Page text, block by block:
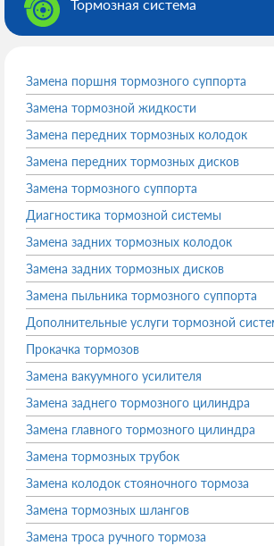
Тормозная система
Замена поршня тормозного суппорта
Замена тормозной жидкости
Замена передних тормозных колодок
Замена передних тормозных дисков
Замена тормозного суппорта
Диагностика тормозной системы
Замена задних тормозных колодок
Замена задних тормозных дисков
Замена пыльника тормозного суппорта
Дополнительные услуги тормозной
Прокачка тормозов
Замена вакуумного усилителя
Замена заднего тормозного цилиндра
Замена главного тормозного цилиндра
Замена тормозных трубок
Замена колодок стояночного тормоза
Замена тормозных шлангов
Замена троса ручного тормоза